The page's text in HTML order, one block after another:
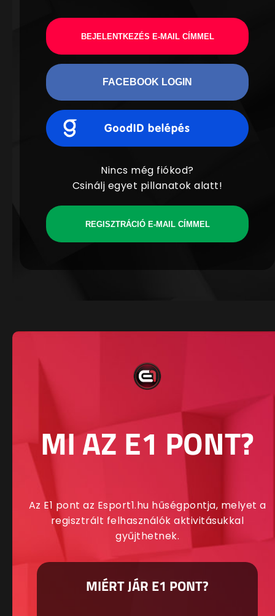
BEJELENTKEZÉS E-MAIL CÍMMEL
FACEBOOK LOGIN
Nincs még fiókod?
Csinálj egyet pillanatok alatt!
REGISZTRÁCIÓ E-MAIL CÍMMEL
MI AZ E1 PONT?
Az E1 pont az Esport1.hu hűségpontja, melyet a
regisztrált felhasználók aktivitásukkal
gyűjthetnek.
MIÉRT JÁR E1 PONT?